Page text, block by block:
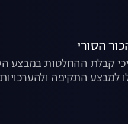
הסורי
למבצע התקיפה
בתהליכים בצד